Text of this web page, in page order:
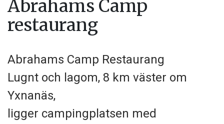
Abrahams Camp
restaurang
Abrahams Camp Restaurang
Lugnt och lagom, 8 km väster om
Yxnanäs,
ligger campingplatsen med